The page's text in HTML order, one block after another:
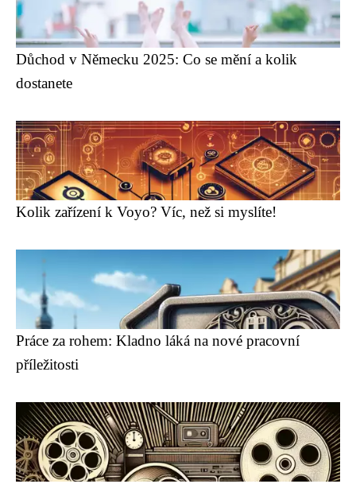
Důchod v Německu 2025: Co se mění a kolik
dostanete
Kolik zařízení k Voyo? Víc, než si myslíte!
Práce za rohem: Kladno láká na nové pracovní
příležitosti